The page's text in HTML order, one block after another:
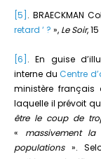
[5] . BRAECKMAN
retard ‘ ? », Le Soir,
[6] . En guise
interne du Centre
ministère français
laquelle il prévoit
être le coup de
« massivement
populations».